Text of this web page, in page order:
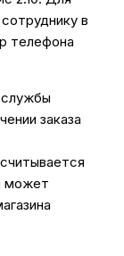
в
телефона
заказа
может